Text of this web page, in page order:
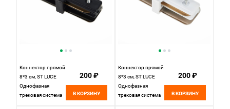
Коннектор прямой
8*3 см, ST LUCE
Однофазная
трековая система
200 ₽
В КОРЗИНУ
Коннектор прямой
8*3 см, ST LUCE
Однофазная
трековая система
200 ₽
В КОРЗИНУ